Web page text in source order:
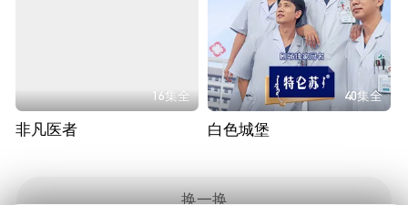
16集全
非凡医者
40集全
白色城堡
换一换